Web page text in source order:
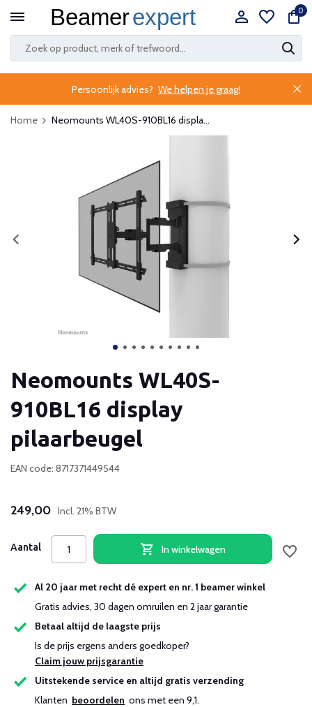
0
Persoonlijk advies? We helpen je graag!
Home Neomounts WL40S-910BL16 displa...
Neomounts WL40S-
910BL16 display
pilaarbeugel
EAN code: 8717371449544
249,00 Incl. 21% BTW
Aantal In winkelwagen
Al 20 jaar met recht dé expert en nr. 1 beamer winkel
Gratis advies, 30 dagen omruilen en 2 jaar garantie
Betaal altijd de laagste prijs
Is de prijs ergens anders goedkoper?
Claim jouw prijsgarantie
Uitstekende service en altijd gratis verzending
Klanten beoordelen ons met een 9,1.